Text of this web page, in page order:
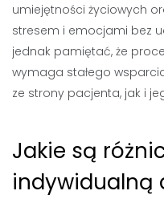
umiejętności życiowych
stresem i emocjami bez
jednak pamiętać, że
wymaga stałego
ze strony pacjenta, jak i
Jakie są
indywidualną